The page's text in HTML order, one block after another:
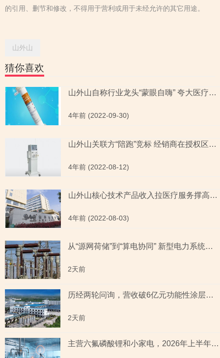
的引用、删节和修改，不得用于营利或用于未经允许的其它用途。
山外山
猜你喜欢
山外山自称行业龙头“蒙眼自嗨” 夸大医疗器械功效涉嫌违规
4年前 (2022-09-30)
山外山关联方“陪跑”竞标 经销商在授权区域内销售其他品牌产品或违约
4年前 (2022-08-12)
山外山核心技术产品收入拉医疗服务撑高遭劝删 董事兼职信披现疑云
4年前 (2022-08-03)
从“源网荷储”到“算电协同” 新型电力系统指数全景透视六大赛道
2天前
历经两轮问询，营收破6亿元功能性涂层材料企业“撤稿”，应收账款坏账计提充分性及销售费用率低于同行均值合理性遭“连环问”
2天前
主营六氟磷酸锂和小家电，2026年上半年预测盈利超2亿元，虚增收入被ST背后子公司未完成业绩承诺